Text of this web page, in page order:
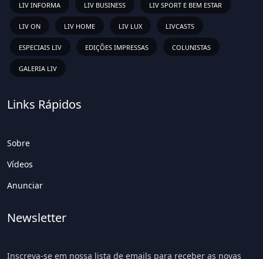
LIV INFORMA LIV BUSINESS LIV SPORT E BEM ESTAR
LIV ON LIV HOME LIV LUX LIVCASTS
ESPECIAIS LIV EDIÇÕES IMPRESSAS COLUNISTAS
GALERIA LIV
Links Rápidos
Sobre
Vídeos
Anunciar
Newsletter
Inscreva-se em nossa lista de emails para receber as novas